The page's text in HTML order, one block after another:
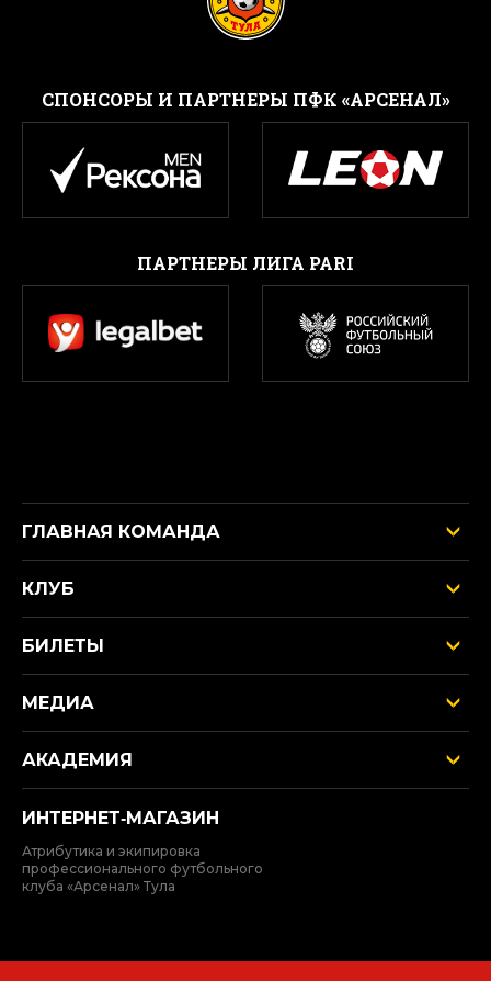
CПОНСОРЫ И ПАРТНЕРЫ ПФК «АРСЕНАЛ»
ПАРТНЕРЫ ЛИГА PARI
ГЛАВНАЯ КОМАНДА
КЛУБ
БИЛЕТЫ
МЕДИА
АКАДЕМИЯ
ИНТЕРНЕТ‑МАГАЗИН
Атрибутика и экипировка
профессионального футбольного
клуба «Арсенал» Тула